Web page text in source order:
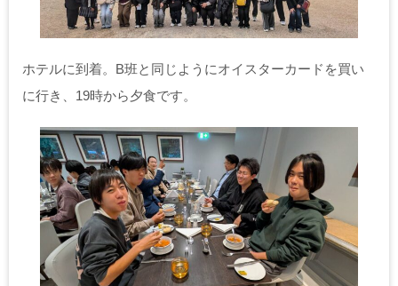
ホテルに到着。B班と同じようにオイスターカードを買い
に行き、19時から夕食です。